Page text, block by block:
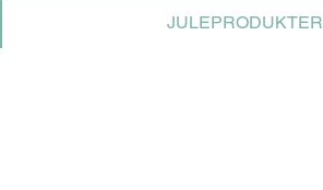
JULEPRODUKTER